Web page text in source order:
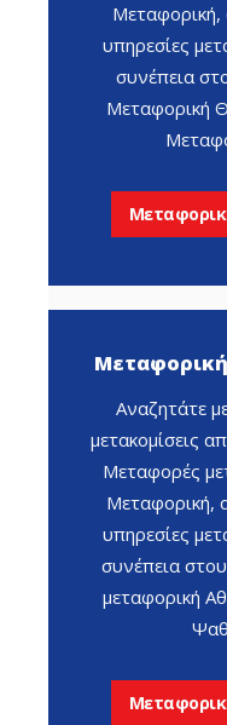
Μεταφορική,
υπηρεσίες
συνέπεια
Μεταφορική
Αναζητάτε
μετακομίσεις
Μεταφορές
Μεταφορική,
υπηρεσίες
συνέπεια
μεταφορική